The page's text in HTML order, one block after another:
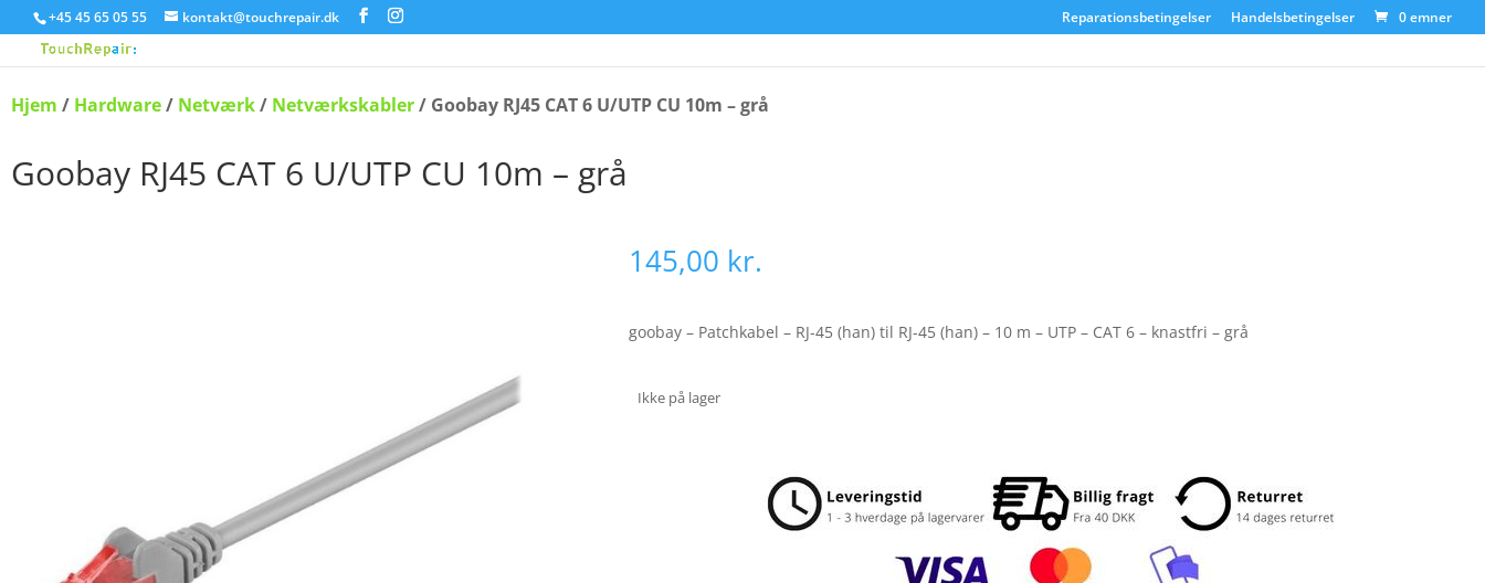
+45 45 65 05 55 kontakt@touchrepair.dk Reparationsbetingelser Handelsbetingelser 0 emner
Hjem / Hardware/ Netværk/ Netværkskabler/ Goobay RJ45 CAT 6 U/UTP CU 10m – grå
Goobay RJ45 CAT 6 U/UTP CU 10m – grå
145,00 kr.
goobay – Patchkabel – RJ-45 (han) til RJ-45 (han) – 10 m – UTP – CAT 6 – knastfri – grå
Ikke på lager